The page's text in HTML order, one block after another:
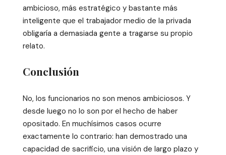
ambicioso, más estratégico y bastante más
inteligente que el trabajador medio de la privada
obligaría a demasiada gente a tragarse su propio
relato.
Conclusión
No, los funcionarios no son menos ambiciosos. Y
desde luego no lo son por el hecho de haber
opositado. En muchísimos casos ocurre
exactamente lo contrario: han demostrado una
capacidad de sacrificio, una visión de largo plazo y